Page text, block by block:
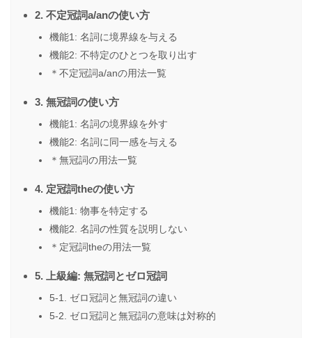
2. 不定冠詞a/anの使い方
機能1: 名詞に境界線を与える
機能2: 不特定のひとつを取り出す
＊不定冠詞a/anの用法一覧
3. 無冠詞の使い方
機能1: 名詞の境界線を外す
機能2: 名詞に同一感を与える
＊無冠詞の用法一覧
4. 定冠詞theの使い方
機能1: 物事を特定する
機能2. 名詞の性質を説明しない
＊定冠詞theの用法一覧
5. 上級編: 無冠詞とゼロ冠詞
5-1. ゼロ冠詞と無冠詞の違い
5-2. ゼロ冠詞と無冠詞の意味は対称的